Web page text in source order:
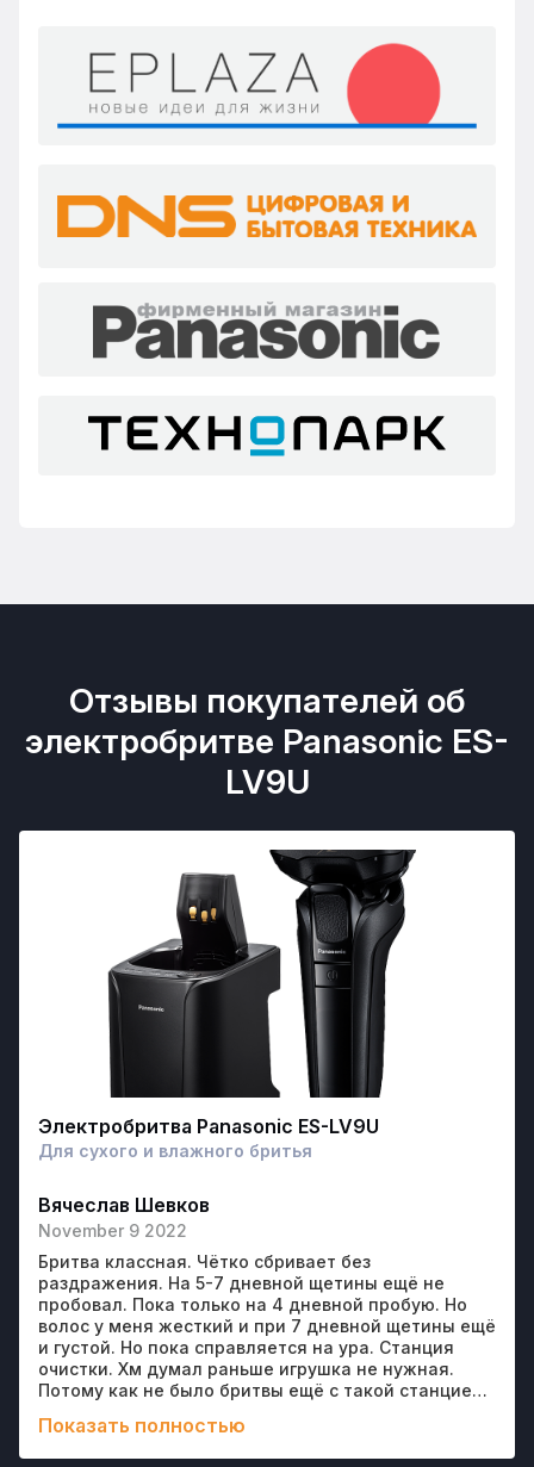
Отзывы покупателей об
электробритве Panasonic ES-
LV9U
Электробритва Panasonic ES-LV9U
Для сухого и влажного бритья
Вячеслав Шевков
November 9 2022
Бритва классная. Чётко сбривает без
раздражения. На 5-7 дневной щетины ещё не
пробовал. Пока только на 4 дневной пробую. Но
волос у меня жесткий и при 7 дневной щетины ещё
и густой. Но пока справляется на ура. Станция
очистки. Хм думал раньше игрушка не нужная.
Потому как не было бритвы ещё с такой станцией.
Действительно. Побрился и в станцию. И забыл
про неё. Она там сама по себе. Чистится
Показать полностью